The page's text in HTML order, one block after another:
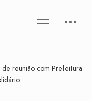
reunião com Prefeitura